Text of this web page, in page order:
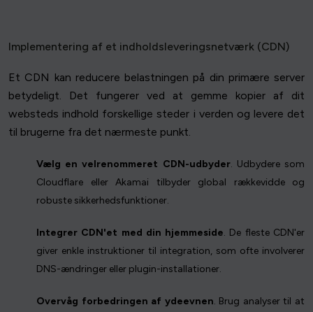
Implementering af et indholdsleveringsnetværk (CDN)
Et CDN kan reducere belastningen på din primære server
betydeligt. Det fungerer ved at gemme kopier af dit
websteds indhold forskellige steder i verden og levere det
til brugerne fra det nærmeste punkt.
Vælg en velrenommeret CDN-udbyder. Udbydere som
Cloudflare eller Akamai tilbyder global rækkevidde og
robuste sikkerhedsfunktioner.
Integrer CDN'et med din hjemmeside. De fleste CDN'er
giver enkle instruktioner til integration, som ofte involverer
DNS-ændringer eller plugin-installationer.
Overvåg forbedringen af ydeevnen. Brug analyser til at